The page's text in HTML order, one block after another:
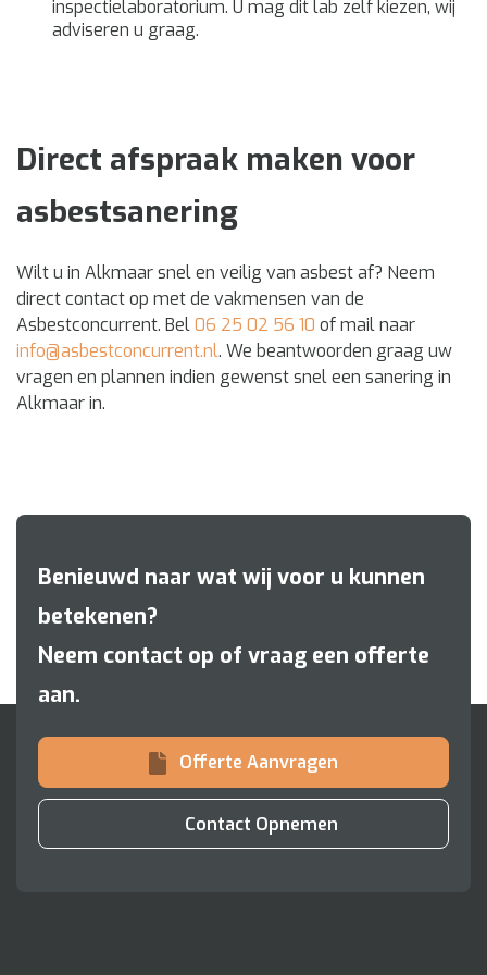
inspectielaboratorium. U mag dit lab zelf kiezen, wij
adviseren u graag.
Direct afspraak maken voor
asbestsanering
Wilt u in Alkmaar snel en veilig van asbest af? Neem
direct contact op met de vakmensen van de
Asbestconcurrent. Bel06 25 02 56 10 of mail naar
info@asbestconcurrent.nl. We beantwoorden graag uw
vragen en plannen indien gewenst snel een sanering in
Alkmaar in.
Benieuwd naar wat wij voor u kunnen
betekenen?
Neem contact op of vraag een offerte
aan.
Offerte Aanvragen
Contact Opnemen